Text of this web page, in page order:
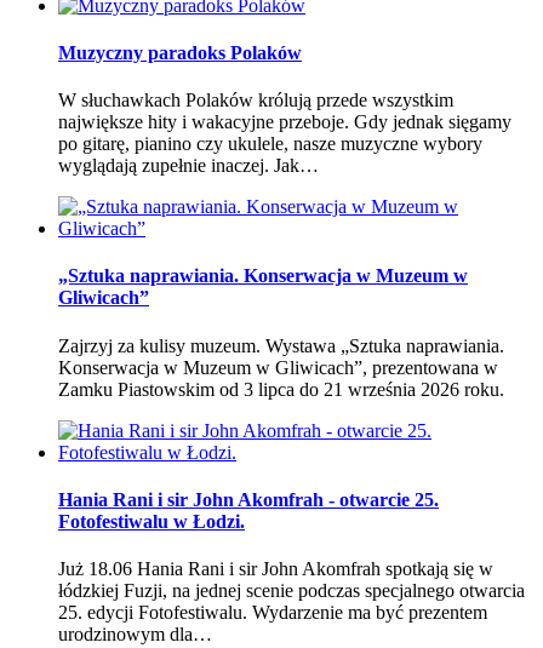
Muzyczny paradoks Polaków
W słuchawkach Polaków królują przede wszystkim
największe hity i wakacyjne przeboje. Gdy jednak sięgamy
po gitarę, pianino czy ukulele, nasze muzyczne wybory
wyglądają zupełnie inaczej. Jak…
„Sztuka naprawiania. Konserwacja w Muzeum w
Gliwicach”
Zajrzyj za kulisy muzeum. Wystawa „Sztuka naprawiania.
Konserwacja w Muzeum w Gliwicach”, prezentowana w
Zamku Piastowskim od 3 lipca do 21 września 2026 roku.
Hania Rani i sir John Akomfrah - otwarcie 25.
Fotofestiwalu w Łodzi.
Już 18.06 Hania Rani i sir John Akomfrah spotkają się w
łódzkiej Fuzji, na jednej scenie podczas specjalnego otwarcia
25. edycji Fotofestiwalu. Wydarzenie ma być prezentem
urodzinowym dla…